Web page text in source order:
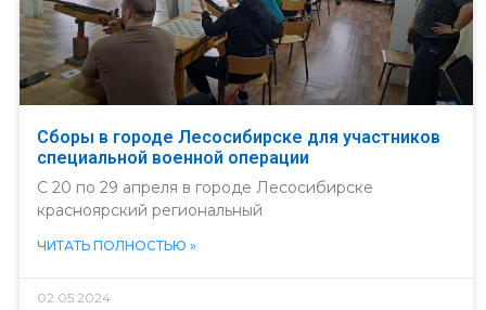
Сборы в городе Лесосибирске для участников
специальной военной операции
С 20 по 29 апреля в городе Лесосибирске
красноярский региональный
ЧИТАТЬ ПОЛНОСТЬЮ »
02.05.2024